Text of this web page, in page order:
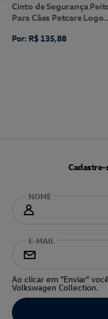
Cinto de Segurança
Para Cães Petcare Logo
Por: R$ 135,88
Cadastre-
NOME
E-MAIL
Ao clicar em "Enviar"
Volkswagen Collection.